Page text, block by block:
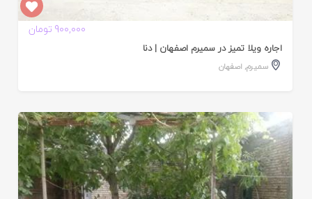
900,000 تومان
اجاره ویلا تمیز در سمیرم اصفهان | دنا
سمیرم, اصفهان